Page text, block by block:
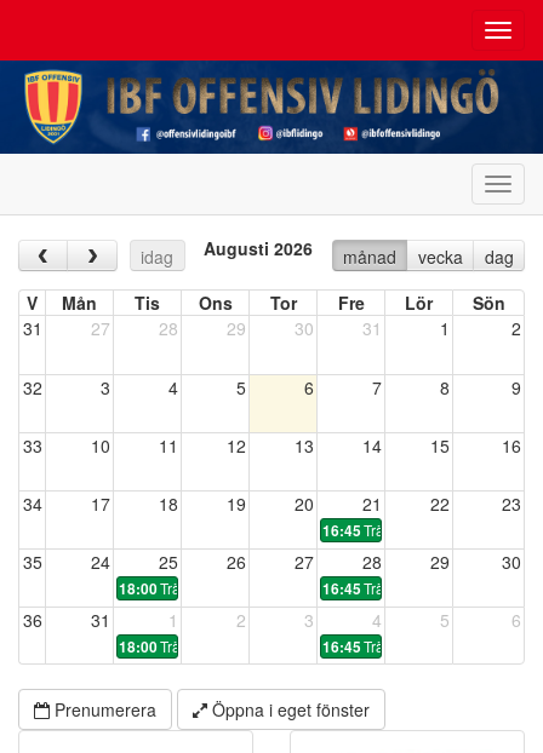
‹ › idag Augusti 2026 månad vecka dag
16:45Träning
18:00Träning 16:45Träning
18:00Träning 16:45Träning
V Mån Tis Ons Tor Fre Lör
Sön
31
27 28 29 30 31 1 2
32 3 4 5 6 7 8 9
33 10 11 12 13 14 15 16
34 17 18 19 20 21 22 23
35 24 25 26 27 28 29 30
36 31 1 2 3 4 5 6
Prenumerera Öppna i eget fönster